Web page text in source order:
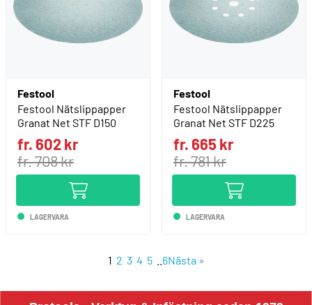
Festool
Festool Nätslippapper
Granat Net STF D150
fr. 602 kr
fr. 708 kr
LAGERVARA
Festool
Festool Nätslippapper
Granat Net STF D225
fr. 665 kr
fr. 781 kr
LAGERVARA
1 2 3 4 5 6Nästa »